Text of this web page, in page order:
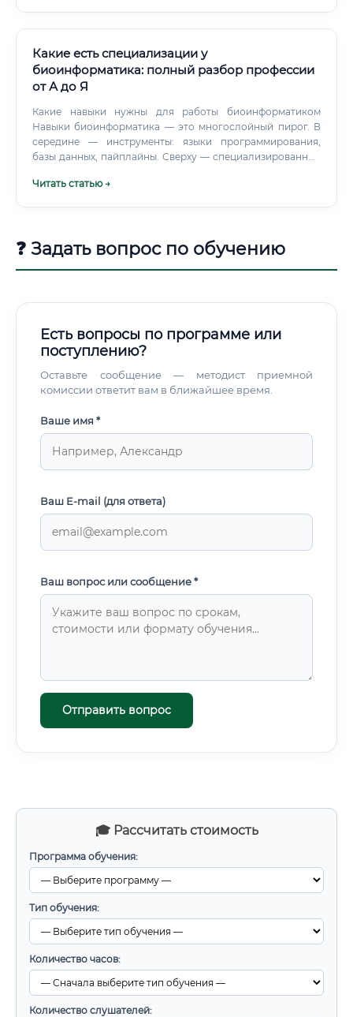
🎓 Рассчитать стоимость
Программа обучения:
Тип обучения:
Количество часов:
Количество слушателей:
Какие есть специализации у
биоинформатика: полный разбор профессии
от А до Я
Какие навыки нужны для работы биоинформатиком
Навыки биоинформатика — это многослойный пирог. В
середине — инструменты: языки программирования,
базы данных, пайплайны. Сверху — специализированные
Читать статью →
❓ Задать вопрос по обучению
Есть вопросы по программе или
поступлению?
Оставьте сообщение — методист приемной
комиссии ответит вам в ближайшее время.
Ваше имя *
Ваш E-mail (для ответа)
Ваш вопрос или сообщение *
Отправить вопрос